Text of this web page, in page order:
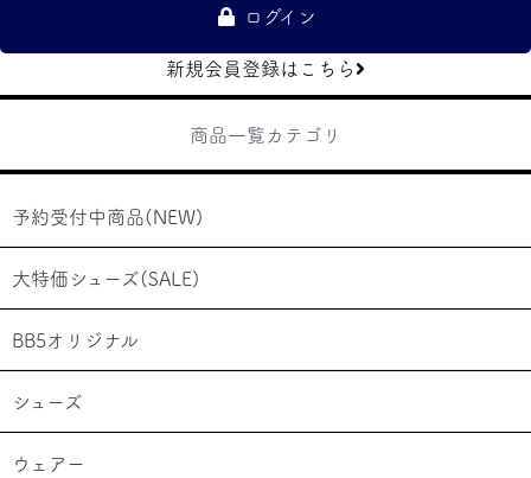
ログイン
新規会員登録はこちら
商品一覧カテゴリ
予約受付中商品(NEW)
大特価シューズ(SALE)
BB5オリジナル
シューズ
ウェアー